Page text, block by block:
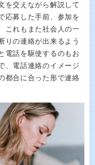
を交えながら解説して
応募した手前、参加を
これもまた社会人の一
りの連絡が出来るよう
電話を駆使するのもお
、電話連絡のイメージ
都合に合った形で連絡